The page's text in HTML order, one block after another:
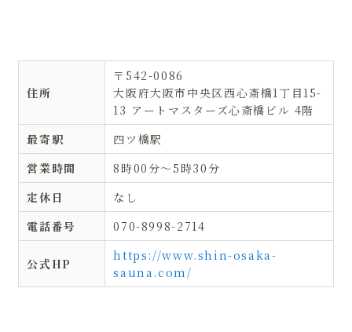
住所
〒542-0086
大阪府大阪市中央区西心斎橋1丁目15-
13 アートマスターズ心斎橋ビル 4階
最寄駅
四ツ橋駅
営業時間
8時00分〜5時30分
定休日
なし
電話番号
070-8998-2714
公式HP
https://www.shin-osaka-
sauna.com/